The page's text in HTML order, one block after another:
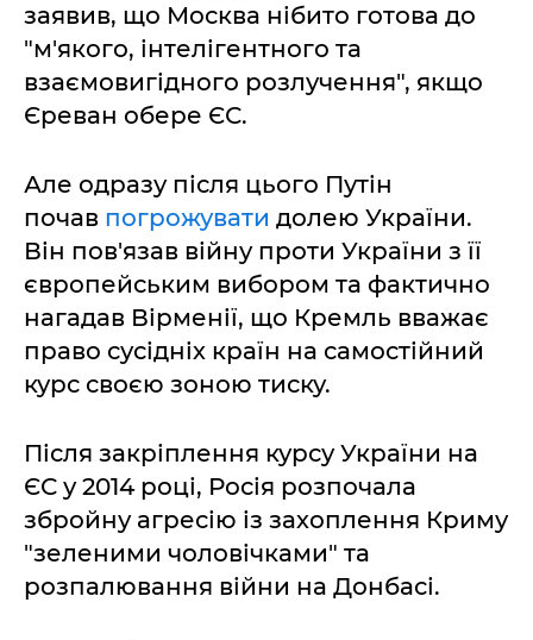
заявив, що Москва нібито готова до
"м'якого, інтелігентного та
взаємовигідного розлучення", якщо
Єреван обере ЄС.
Але одразу після цього Путін
почав погрожувати долею України.
Він пов'язав війну проти України з її
європейським вибором та фактично
нагадав Вірменії, що Кремль вважає
право сусідніх країн на самостійний
курс своєю зоною тиску.
Після закріплення курсу України на
ЄС у 2014 році, Росія розпочала
збройну агресію із захоплення Криму
"зеленими чоловічками" та
розпалювання війни на Донбасі.